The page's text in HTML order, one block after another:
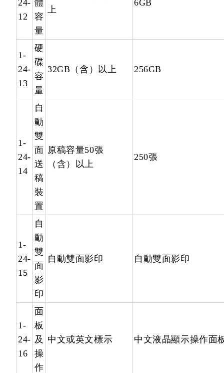
24-
12
體
容
量
上
6GB
1-
24-
13
硬
碟
容
量
32GB（含）以上 256GB
1-
24-
14
自
動
雙
面
送
稿
裝
置
原稿容量50張
（含）以上
250張
1-
24-
15
自
動
雙
面
影
印
自動雙面影印 自動雙面影印
1-
24-
16
面
板
及
操
作
中文或英文標示 中文液晶顯示操作面